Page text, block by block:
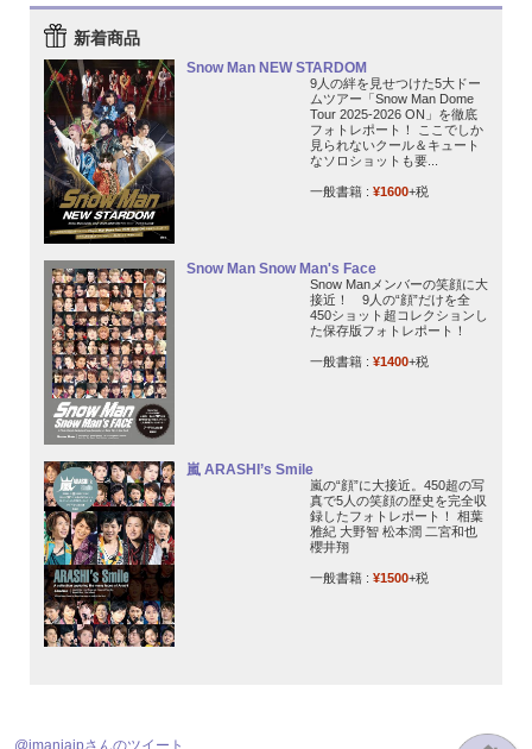
新着商品
Snow Man NEW STARDOM
9人の絆を見せつけた5大ドー
ムツアー「Snow Man Dome
Tour 2025-2026 ON」を徹底
フォトレポート！ ここでしか
見られないクール＆キュート
なソロショットも要...
一般書籍 : ¥1600+税
Snow Man Snow Man's Face
Snow Manメンバーの笑顔に大
接近！ 9人の“顔”だけを全
450ショット超コレクションし
た保存版フォトレポート！
一般書籍 : ¥1400+税
嵐 ARASHI’s Smile
嵐の“顔”に大接近。450超の写
真で5人の笑顔の歴史を完全収
録したフォトレポート！ 相葉
雅紀 大野智 松本潤 二宮和也
櫻井翔
一般書籍 : ¥1500+税
@jmaniajpさんのツイート